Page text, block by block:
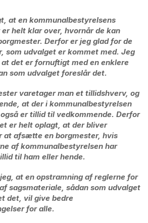
at en kommunalbestyrelsens
helt klar over, hvornår de kan
Derfor er jeg glad for de
som udvalget er kommet med. Jeg
at det er fornuftigt med en enklere
som udvalget foreslår det.
varetager man et tillidshverv, og
at der i kommunalbestyrelsen
er tillid til vedkommende. Derfor
er helt oplagt, at der bliver
at afsætte en borgmester, hvis
af kommunalbestyrelsen har
til ham eller hende.
at en opstramning af reglerne for
sagsmateriale, sådan som udvalget
det, vil give bedre
for alle.